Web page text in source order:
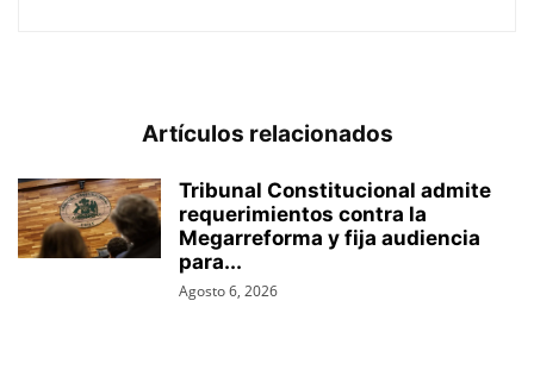
Artículos relacionados
Tribunal Constitucional admite
requerimientos contra la
Megarreforma y fija audiencia
para...
Agosto 6, 2026